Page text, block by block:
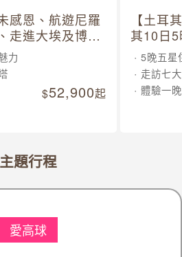
感恩、航遊尼羅
走進大埃及博物
力
52,900起
【土耳
其10日
5晚五星
走訪七
體驗一
愛高球
主題行程